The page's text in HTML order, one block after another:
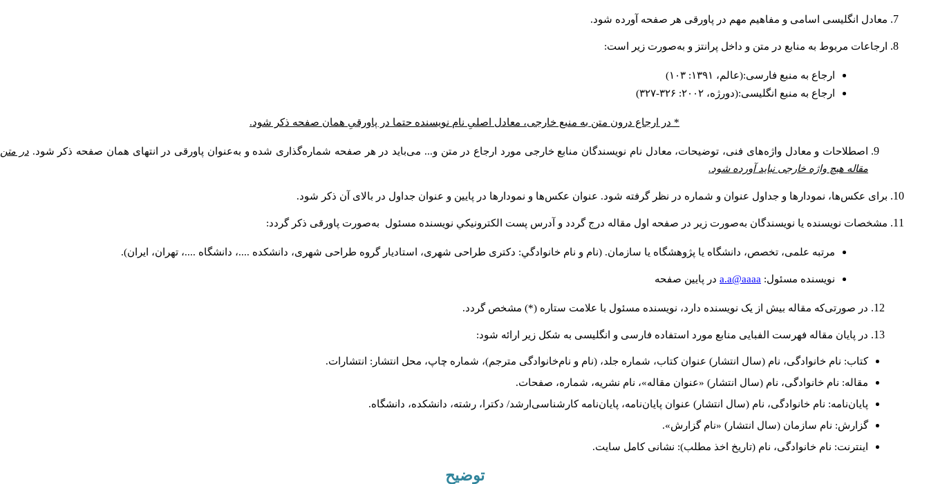
معادل انگلیسی اسامی و مفاهیم مهم در پاورقی هر صفحه آورده شود.
ارجاعات مربوط به منابع در متن و داخل پرانتز و به‌صورت زیر است:
ارجاع به منبع فارسی:(عالم، ۱۳۹۱: ۱۰۳)
ارجاع به منبع انگلیسی:(دورژه، ۲۰۰۲: ۳۲۶-۳۲۷)
* در ارجاع درون متن به منبع خارجی، معادل اصلیِ نام نویسنده حتما در پاورقیِ همان صفحه ذکر شود.
اصطلاحات و معادل واژه‌های فنی، توضیحات، معادل نام نویسندگان منابع خارجی مورد ارجاع در متن و... می‌باید در هر صفحه شماره‌گذاری شده و به‌عنوان پاورقی در انتهای همان صفحه ذکر شود. در متن
مقاله هیچ واژه خارجی نباید آورده شود.
برای عکس‌ها، نمودارها و جداول عنوان و شماره در نظر گرفته شود. عنوان عکس‌ها و نمودارها در پایین و عنوان جداول در بالای آن ذکر شود.
مشخصات نویسنده یا نویسندگان به‌صورت زیر در صفحه اول مقاله درج گردد و آدرس پست الكترونيكي نويسنده مسئول به‌صورت پاورقی ذکر گردد:
مرتبه علمی، تخصص، دانشگاه یا پژوهشگاه یا سازمان. (نام و نام خانوادگي: دکتری طراحی شهری، استادیار گروه طراحی شهری، دانشکده ....، دانشگاه ....، تهران، ایران).
نويسنده مسئول: a.a@aaaa در پايين صفحه
در صورتی‌که مقاله بیش از یک نویسنده دارد، نویسنده مسئول با علامت ستاره (*) مشخص گردد.
در پایان مقاله فهرست الفبایی منابع مورد استفاده فارسی و انگلیسی به شکل زیر ارائه شود:
کتاب: نام خانوادگی، نام (سال انتشار) عنوان کتاب، شماره جلد، (نام و نام‌خانوادگی مترجم)، شماره چاپ، محل انتشار: انتشارات.
مقاله: نام خانوادگی، نام (سال انتشار) «عنوان مقاله»، نام نشریه، شماره، صفحات.
پایان‌نامه: نام خانوادگی، نام (سال انتشار) عنوان پایان‌نامه، پایان‌نامه کارشناسی‌ارشد/ دکترا، رشته، دانشکده، دانشگاه.
گزارش: نام سازمان (سال انتشار) «نام گزارش».
اینترنت: نام خانوادگی، نام (تاریخ اخذ مطلب): نشانی کامل سایت.
توضیح